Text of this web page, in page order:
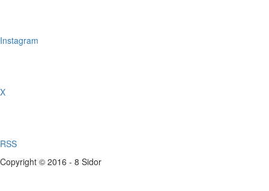
Instagram
X
RSS
Copyright © 2016 - 8 Sidor